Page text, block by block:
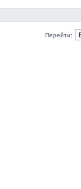
Перейти: